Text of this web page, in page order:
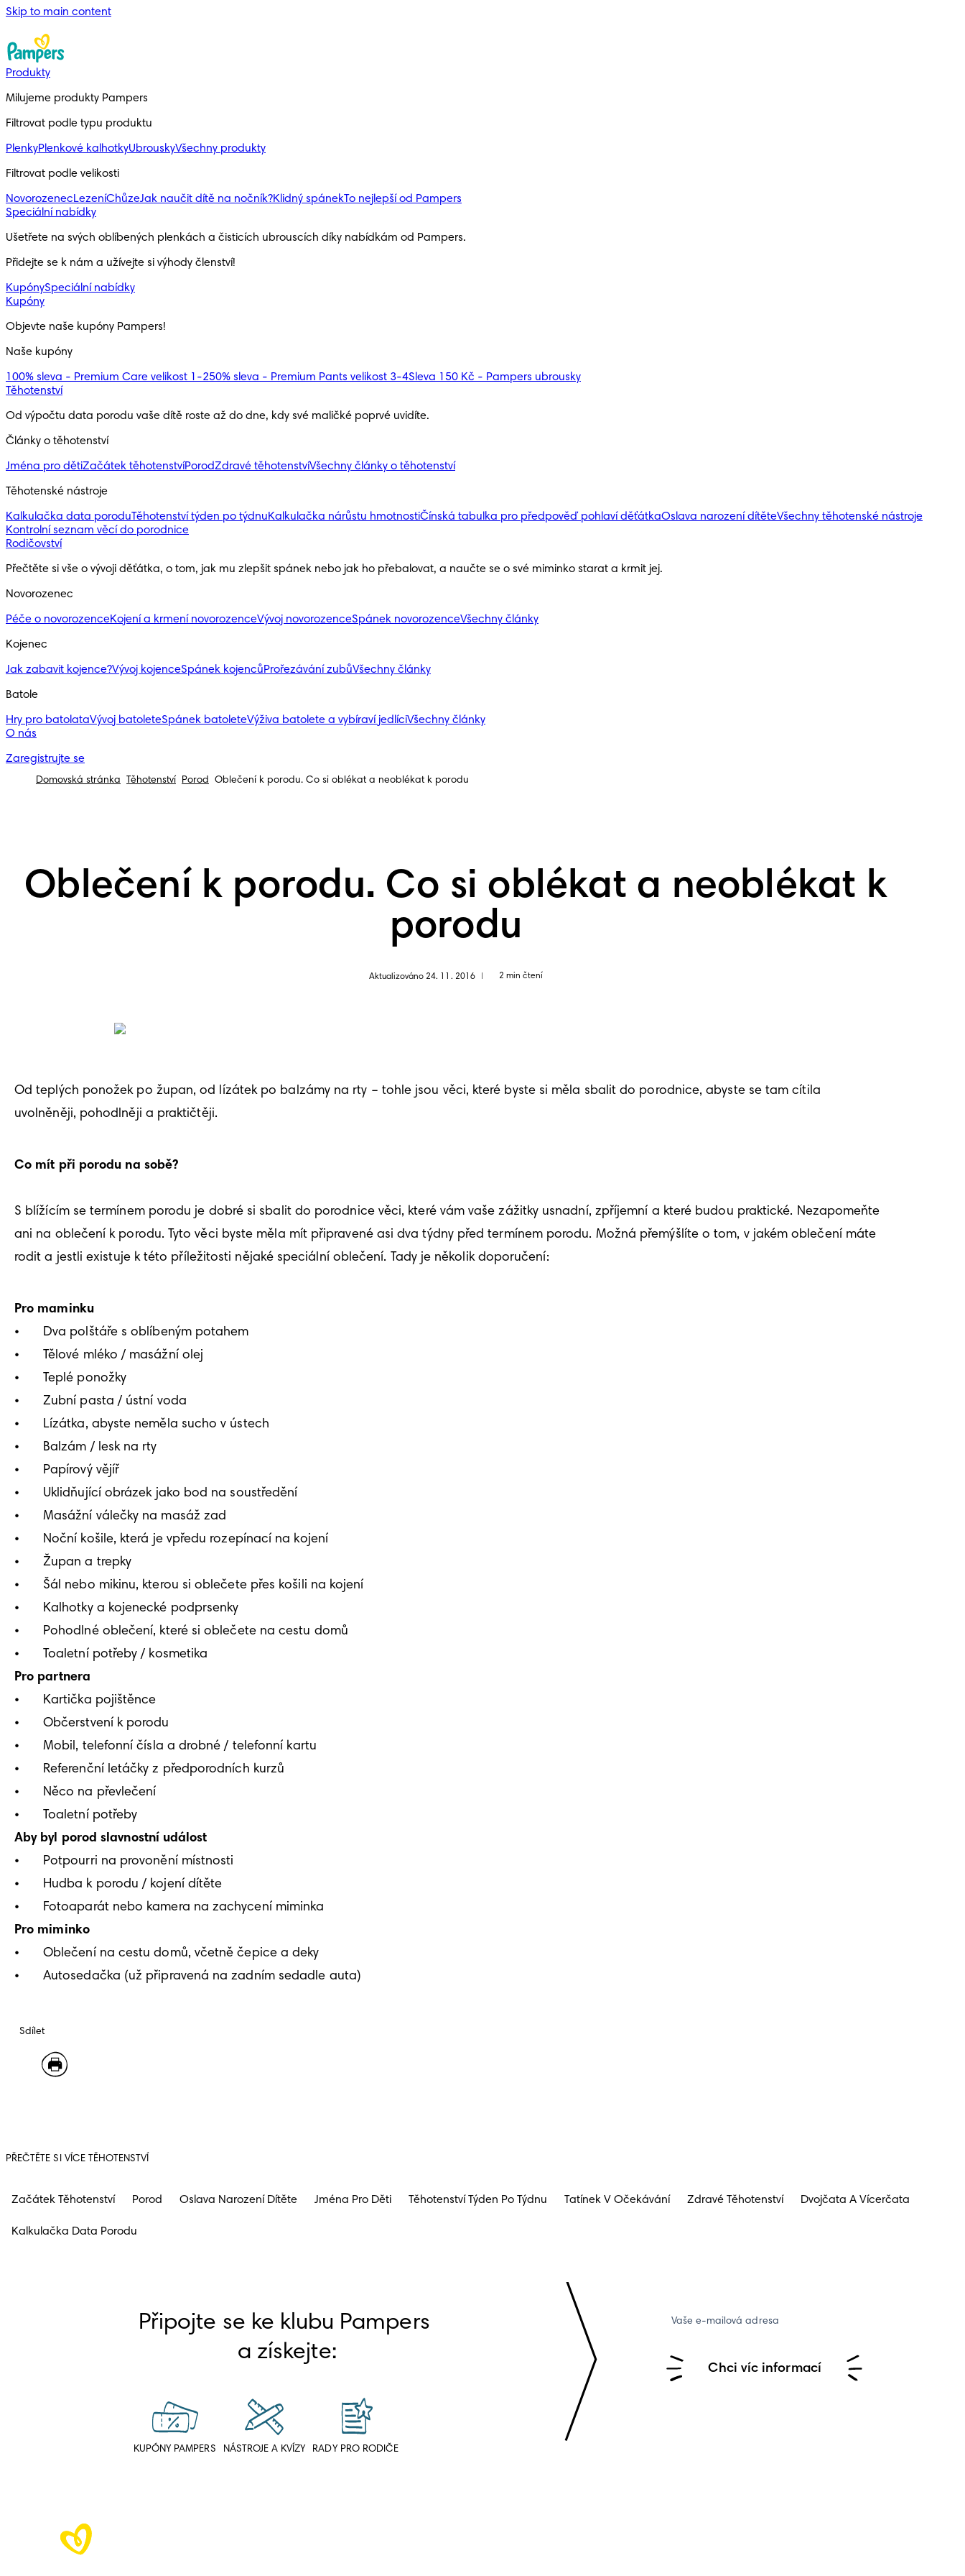
Skip to main content
Produkty
Milujeme produkty Pampers
Filtrovat podle typu produktu
PlenkyPlenkové kalhotkyUbrouskyVšechny produkty
Filtrovat podle velikosti
NovorozenecLezeníChůzeJak naučit dítě na nočník?Klidný spánekTo nejlepší od Pampers
Speciální nabídky
Ušetřete na svých oblíbených plenkách a čisticích ubrouscích díky nabídkám od Pampers.
Přidejte se k nám a užívejte si výhody členství!
KupónySpeciální nabídky
Kupóny
Objevte naše kupóny Pampers!
Naše kupóny
100% sleva - Premium Care velikost 1-250% sleva - Premium Pants velikost 3-4Sleva 150 Kč - Pampers ubrousky
Těhotenství
Od výpočtu data porodu vaše dítě roste až do dne, kdy své maličké poprvé uvidíte.
Články o těhotenství
Jména pro dětiZačátek těhotenstvíPorodZdravé těhotenstvíVšechny články o těhotenství
Těhotenské nástroje
Kalkulačka data poroduTěhotenství týden po týdnuKalkulačka nárůstu hmotnostiČínská tabulka pro předpověď pohlaví děťátkaOslava narození dítěteVšechny těhotenské nástroje
Kontrolní seznam věcí do porodnice
Rodičovství
Přečtěte si vše o vývoji děťátka, o tom, jak mu zlepšit spánek nebo jak ho přebalovat, a naučte se o své miminko starat a krmit jej.
Novorozenec
Péče o novorozenceKojení a krmení novorozenceVývoj novorozenceSpánek novorozenceVšechny články
Kojenec
Jak zabavit kojence?Vývoj kojenceSpánek kojencůProřezávání zubůVšechny články
Batole
Hry pro batolataVývoj batoleteSpánek batoleteVýživa batolete a vybíraví jedlíciVšechny články
O nás
Zaregistrujte se
Domovská stránka Těhotenství Porod Oblečení k porodu. Co si oblékat a neoblékat k porodu
Oblečení k porodu. Co si oblékat a neoblékat k
porodu
Aktualizováno 24. 11. 2016 2 min čtení
Od teplých ponožek po župan, od lízátek po balzámy na rty – tohle jsou věci, které byste si měla sbalit do porodnice, abyste se tam cítila
uvolněněji, pohodlněji a praktičtěji.
Co mít při porodu na sobě?
S blížícím se termínem porodu je dobré si sbalit do porodnice věci, které vám vaše zážitky usnadní, zpříjemní a které budou praktické. Nezapomeňte
ani na oblečení k porodu. Tyto věci byste měla mít připravené asi dva týdny před termínem porodu. Možná přemýšlíte o tom, v jakém oblečení máte
Pro maminku
•	Dva polštáře s oblíbeným potahem
•	Tělové mléko / masážní olej
•	Teplé ponožky
•	Zubní pasta / ústní voda
•	Lízátka, abyste neměla sucho v ústech
•	Balzám / lesk na rty
•	Papírový vějíř
•	Uklidňující obrázek jako bod na soustředění
•	Masážní válečky na masáž zad
•	Noční košile, která je vpředu rozepínací na kojení
•	Župan a trepky
•	Šál nebo mikinu, kterou si oblečete přes košili na kojení
•	Kalhotky a kojenecké podprsenky
•	Pohodlné oblečení, které si oblečete na cestu domů
Pro partnera
•	Kartička pojištěnce
•	Občerstvení k porodu
•	Mobil, telefonní čísla a drobné / telefonní kartu
•	Referenční letáčky z předporodních kurzů
•	Něco na převlečení
Aby byl porod slavnostní událost
•	Potpourri na provonění místnosti
•	Hudba k porodu / kojení dítěte
Pro miminko
•	Oblečení na cestu domů, včetně čepice a deky
Sdílet
PŘEČTĚTE SI VÍCE TĚHOTENSTVÍ
Začátek Těhotenství Porod Oslava Narození Dítěte Jména Pro Děti Těhotenství Týden Po Týdnu Tatínek V Očekávání Zdravé Těhotenství Dvojčata A Vícerčata
Kalkulačka Data Porodu
Připojte se ke klubu Pampers
a získejte:
KUPÓNY PAMPERS NÁSTROJE A KVÍZY RADY PRO RODIČE
Vaše e-mailová adresa
Chci víc informací